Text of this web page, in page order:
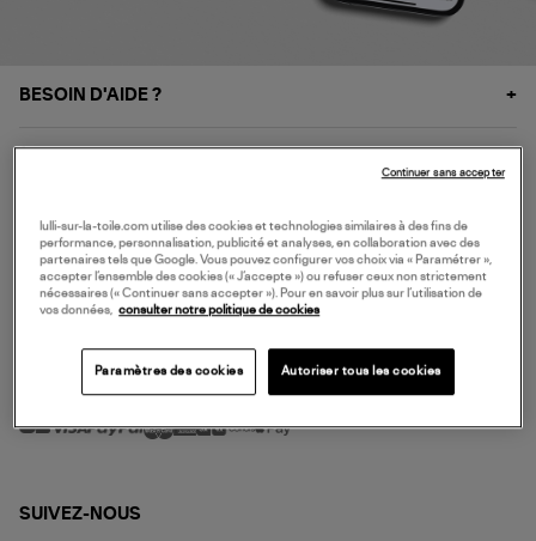
BESOIN D'AIDE ?
NOS SERVICES
SERVICE CLIENT
MODE DE PAIEMENT
SUIVEZ-NOUS
lulli-sur-la-toile.com utilise des cookies et technologies similaires à des fins de
performance, personnalisation, publicité et analyses, en collaboration avec des
partenaires tels que Google. Vous pouvez configurer vos choix via « Paramétrer »,
accepter l’ensemble des cookies (« J’accepte ») ou refuser ceux non strictement
nécessaires (« Continuer sans accepter »). Pour en savoir plus sur l’utilisation de
vos données,
consulter notre politique de cookies
Paramètres des cookies Autoriser tous les cookies
Continuer sans accepter